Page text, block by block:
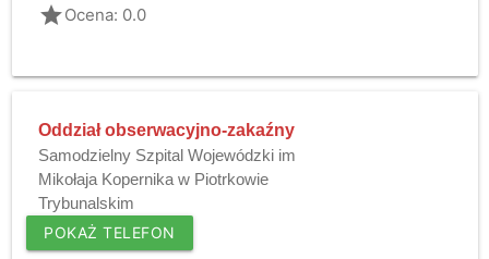
gradeOcena: 0.0
Oddział obserwacyjno-zakaźny
Samodzielny Szpital Wojewódzki im
Mikołaja Kopernika w Piotrkowie
Trybunalskim
POKAŻ TELEFON